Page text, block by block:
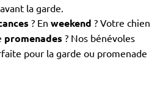
la garde.
? En weekend ? Votre chien
promenades ? Nos bénévoles
pour la garde ou promenade